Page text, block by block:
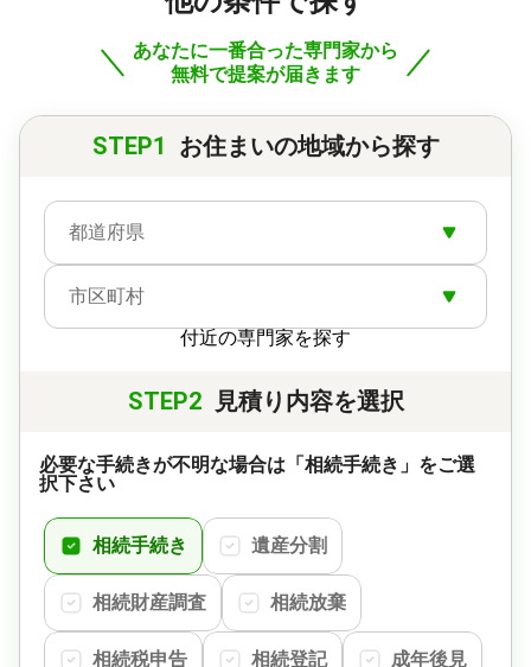
あなたに一番合った専門家から
無料で提案が届きます
STEP1 お住まいの地域から探す
都道府県
市区町村
付近の専門家を探す
STEP2 見積り内容を選択
必要な手続きが不明な場合は「相続手続き」をご選
択下さい
相続手続き 遺産分割
相続財産調査 相続放棄
相続税申告 相続登記 成年後見